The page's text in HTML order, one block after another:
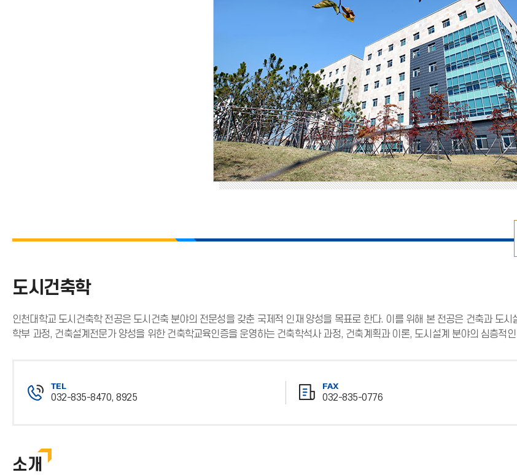
도시건축학
인천대학교 도시건축학 전공은 도시건축 분야의 전문성을 갖춘 국제적 인재 양성을 목표로 한다. 이를 위해 본 전공은 건축과 도
학부 과정, 건축설계전문가 양성을 위한 건축학교육인증을 운영하는 건축학석사 과정, 건축계획과 이론, 도시설계 분야의 심층적
TEL
032-835-8470, 8925
호
FAX
032-835-0776
소개